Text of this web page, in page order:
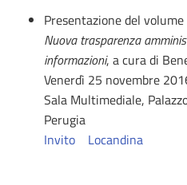
Presentazione del volume
Nuova trasparenza
informazioni, a cura di
Venerdì 25 novembre
Sala Multimediale,
Perugia
Invito
Locandina